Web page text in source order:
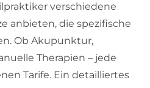
verschiedene
anbieten, die spezifische
Ob Akupunktur,
Therapien – jede
Tarife. Ein detailliertes